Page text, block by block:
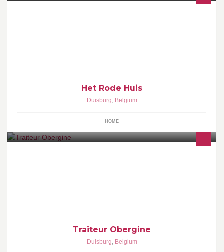
Het Rode Huis
Duisburg, Belgium
HOME
Traiteur Obergine
Duisburg, Belgium